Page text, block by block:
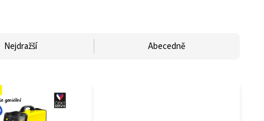
Nejdražší Abecedně